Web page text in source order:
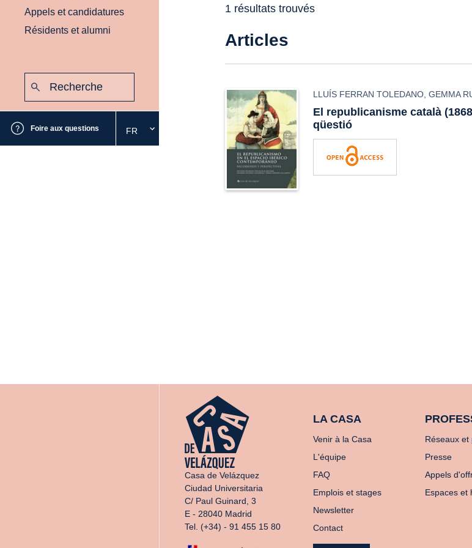
Appels et candidatures
Résidents et alumni
Foire aux questions
Sélectionnez
la
FR
1 résultats trouvés
Articles
LLUÍS FERRAN TOLEDANO ,GEMMA
El republicanisme català
qüestió
Casa de Velázquez
Ciudad Universitaria
C/ Paul Guinard, 3
E - 28040 Madrid
Tel. (+34) - 91 455 15 80
LA CASA
Venir à la Casa
L'équipe
FAQ
Emplois et stages
Newsletter
Contact
Réseaux et
Presse
Appels
Espaces et